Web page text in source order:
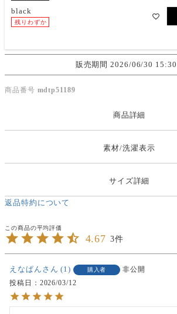
black
残りわずか
販売期間 2026/06/30
商品番号 mdtp51189
商品詳細
素材/洗濯表示
サイズ詳細
返品特約について
4.67 3
えなぱん 1 購入者
非公開
投稿日
2026/03/12